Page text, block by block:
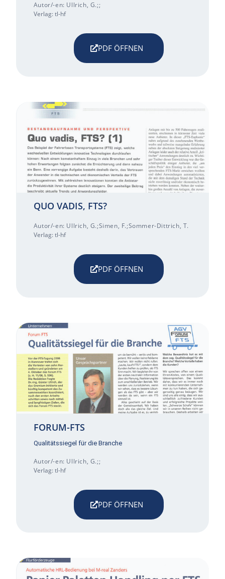
Autor/-en: Ullrich, G.;;
Verlag: tl-hf
PDF ÖFFNEN
QUO VADIS, FTS?
Autor/-en: Ullrich, G.;Simen, F.;Sommer-Dittrich, T.
Verlag: tl-hf
PDF ÖFFNEN
FORUM-FTS
Qualitätssiegel für die Branche
Autor/-en: Ullrich, G.;;
Verlag: tl-hf
PDF ÖFFNEN